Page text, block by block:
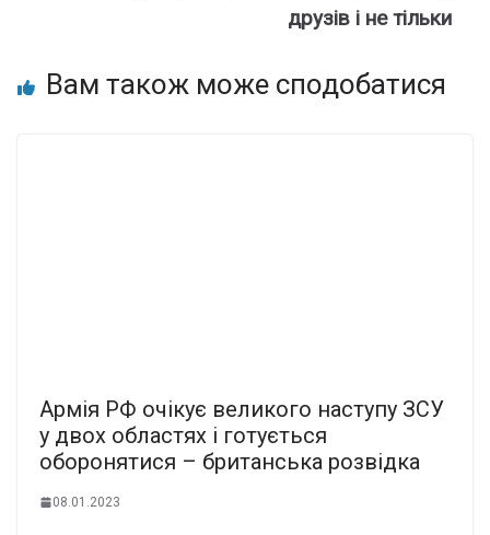
друзів і не тільки
Вам також може сподобатися
Армія РФ очікує великого наступу ЗСУ
у двох областях і готується
оборонятися – британська розвідка
08.01.2023